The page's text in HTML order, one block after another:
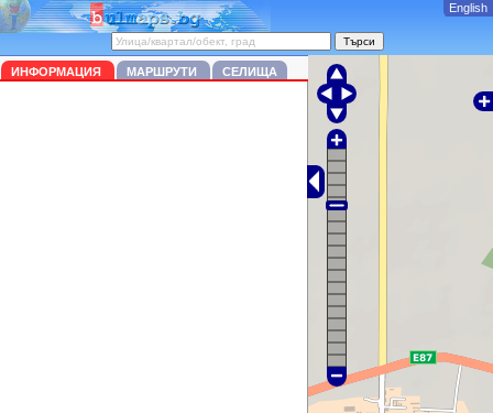
ИНФОРМАЦИЯ МАРШРУТИ СЕЛИЩА
English